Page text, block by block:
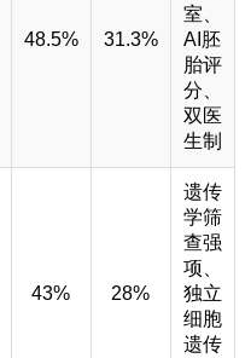
48.5% 31.3%
室、
AI胚
胎评
分、
双医
生制
43% 28%
遗传
学筛
查强
项、
独立
细胞
遗传